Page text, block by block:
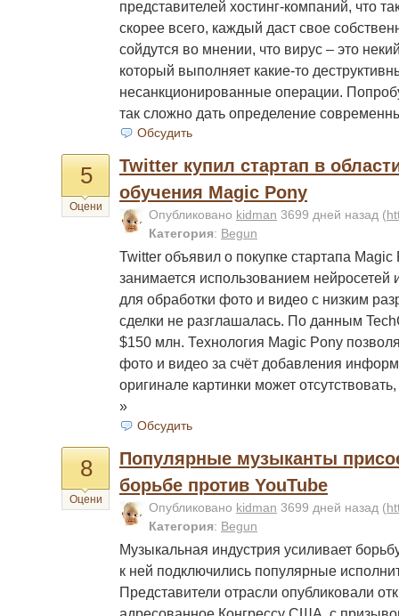
представителей хостинг-компаний, что
скорее всего, каждый даст свое
сойдутся во мнении, что вирус – это
который выполняет какие-то
несанкционированные операции.
так сложно дать определение
Обсудить
5
Оцени
Twitter купил стартап в
обучения Magic Pony
Опубликовано kidman 3699 дней назад (
Категория: Begun
Twitter объявил о покупке стартапа Magic
занимается использованием
для обработки фото и видео с низким
сделки не разглашалась. По данным
$150 млн. Технология Magic Pony
фото и видео за счёт добавления
оригинале картинки может
»
Обсудить
8
Оцени
Популярные музыканты
борьбе против YouTube
Опубликовано kidman 3699 дней назад (
Категория: Begun
Музыкальная индустрия усиливает
к ней подключились популярные
Представители отрасли опубликовали